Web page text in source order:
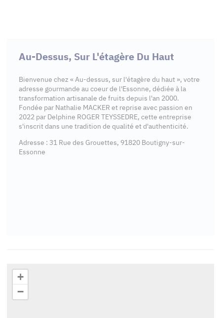
Au-Dessus, Sur L'étagère Du Haut
Bienvenue chez « Au-dessus, sur l'étagère du haut », votre
adresse gourmande au coeur de l'Essonne, dédiée à la
transformation artisanale de fruits depuis l'an 2000.
Fondée par Nathalie MACKER et reprise avec passion en
2022 par Delphine ROGER TEYSSEDRE, cette entreprise
s'inscrit dans une tradition de qualité et d'authenticité.
Adresse : 31 Rue des Grouettes, 91820 Boutigny-sur-
Essonne
+
−